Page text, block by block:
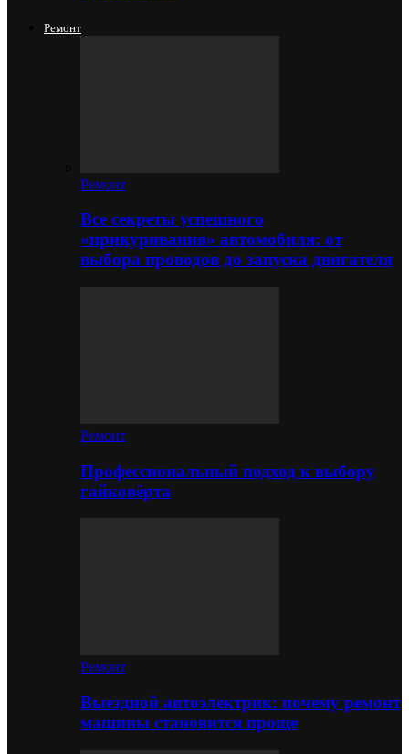
Ремонт
Ремонт
Все секреты успешного
«прикуривания» автомобиля: от
выбора проводов до запуска двигателя
Ремонт
Профессиональный подход к выбору
гайковёрта
Ремонт
Выездной автоэлектрик: почему ремонт
машины становится проще